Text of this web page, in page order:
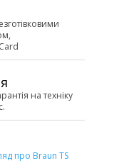
на техніку
про Braun TS